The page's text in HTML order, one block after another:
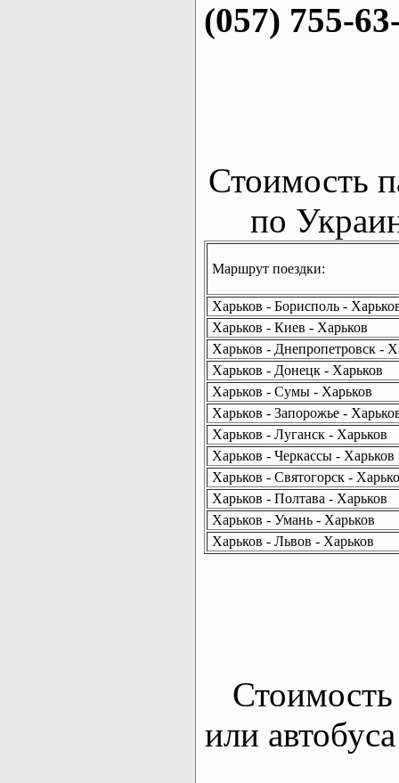
(057) 755-
Стоимость
по
Маршрут поездки:
Харьков - Борисполь -
Харьков - Киев - Харьков
Харьков - Днепропетровск -
Харьков - Донецк - Харьков
Харьков - Сумы - Харьков
Харьков - Запорожье -
Харьков - Луганск - Харьков
Харьков - Черкассы - Харьков
Харьков - Святогорск -
Харьков - Полтава - Харьков
Харьков - Умань - Харьков
Харьков - Львов - Харьков
Стоимость
или